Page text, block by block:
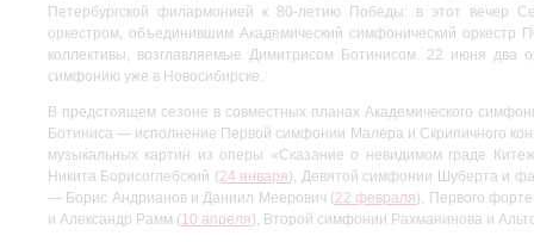
Петербургской филармонией к 80-летию Победы: в этот вечер
оркестром, объединившим Академический симфонический оркестр
коллективы, возглавляемые Димитрисом Ботинисом. 22 июня два
симфонию уже в Новосибирске.
В предстоящем сезоне в совместных планах Академического
Ботиниса — исполнение Первой симфонии Малера и Скрипичного
музыкальных картин из оперы «Сказание о невидимом граде
Никита Борисоглебский (24 января), Девятой симфонии Шуберта и
— Борис Андрианов и Даниил Меерович (22 февраля), Первого
и Александр Рамм (10 апреля), Второй симфонии Рахманинова и